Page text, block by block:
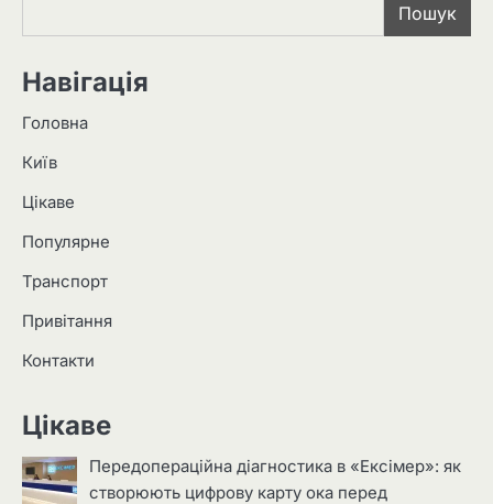
Пошук
Навігація
Головна
Київ
Цікаве
Популярне
Транспорт
Привітання
Контакти
Цікаве
Передопераційна діагностика в «Ексімер»: як
створюють цифрову карту ока перед